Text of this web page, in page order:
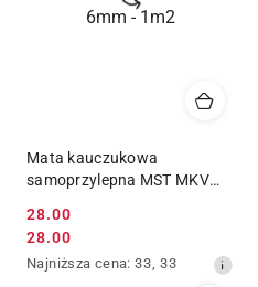
Mata kauczukowa
samoprzylepna MST MKV
Cena
28.00
Cena
promocyjna:
28.00
Najniższa
Najniższa cena: 33 33